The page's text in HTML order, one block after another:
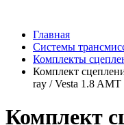
Главная
Системы
Комплекты
Комплект
ray / Vesta 1.8
Комплект